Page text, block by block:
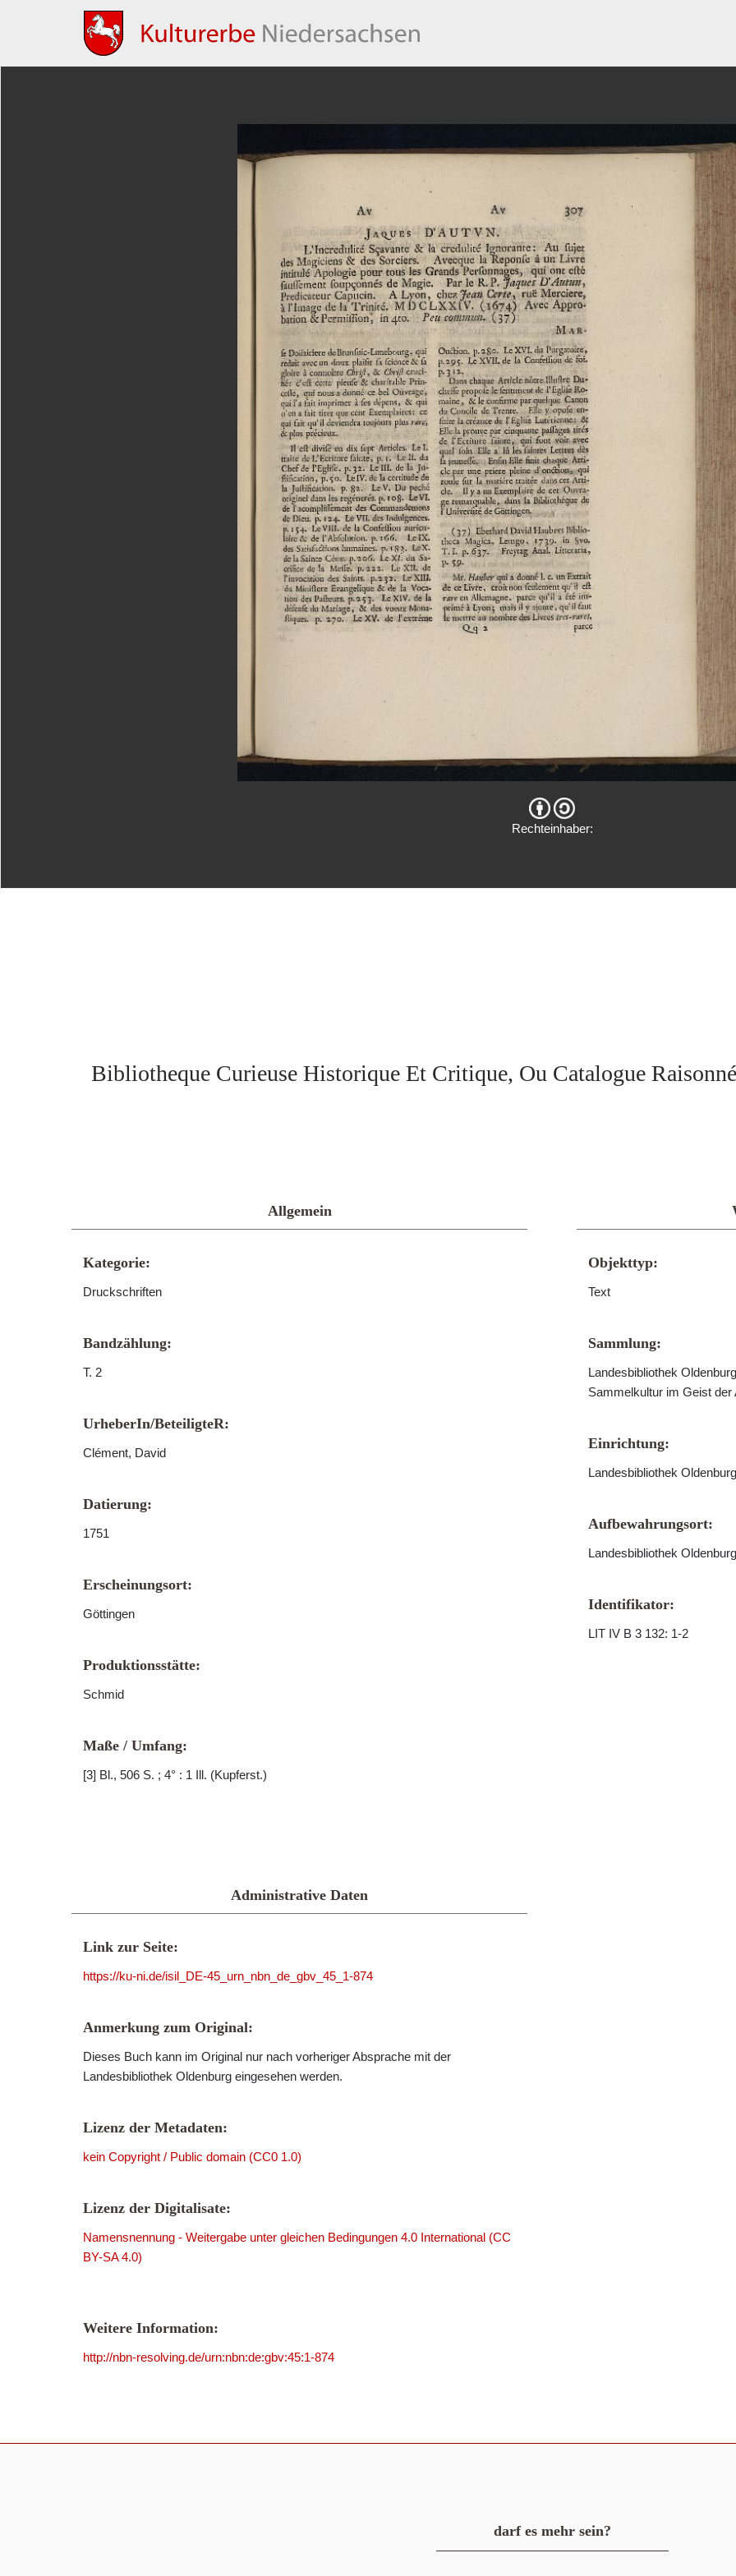
Rechteinhaber:
Bibliotheque Curieuse Historique Et Critique, Ou Catalogue
Allgemein
Kategorie:
Druckschriften
Bandzählung:
T. 2
UrheberIn/BeteiligteR:
Clément, David
Datierung:
1751
Erscheinungsort:
Göttingen
Produktionsstätte:
Schmid
Maße / Umfang:
[3] Bl., 506 S. ; 4° : 1 Ill. (Kupferst.)
Objekttyp:
Text
Sammlung:
Landesbibliothek
Sammelkultur im Geist
Einrichtung:
Landesbibliothek
Aufbewahrungsort:
Landesbibliothek Oldenburg
Identifikator:
LIT IV B 3 132: 1-2
Administrative Daten
Link zur Seite:
https://ku-ni.de/isil_DE-45_urn_nbn_de_gbv_45_1-874
Anmerkung zum Original:
Dieses Buch kann im Original nur nach vorheriger Absprache mit der
Landesbibliothek Oldenburg eingesehen werden.
Lizenz der Metadaten:
kein Copyright / Public domain (CC0 1.0)
Lizenz der Digitalisate:
Namensnennung - Weitergabe unter gleichen Bedingungen 4.0 International (CC
BY-SA 4.0)
Weitere Information:
http://nbn-resolving.de/urn:nbn:de:gbv:45:1-874
darf es mehr sein?